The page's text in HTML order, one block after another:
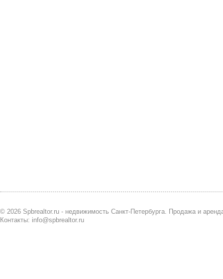
© 2026 Spbrealtor.ru - недвижимость Санкт-Петербурга. Продажа и
Контакты: info@spbrealtor.ru